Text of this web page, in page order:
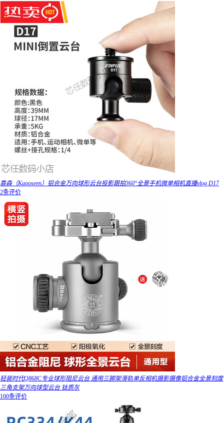
靠森（Kaooseen）铝合金万向球形云台投影跟拍360°全景手机微单相机直播vlog D17
2条评价
轻装时代Q868C专业球形阻尼云台 通用三脚架滑轨单反相机摄影摄像铝合金全景刻度
三角支架万向球型云台 钛质灰
100条评价